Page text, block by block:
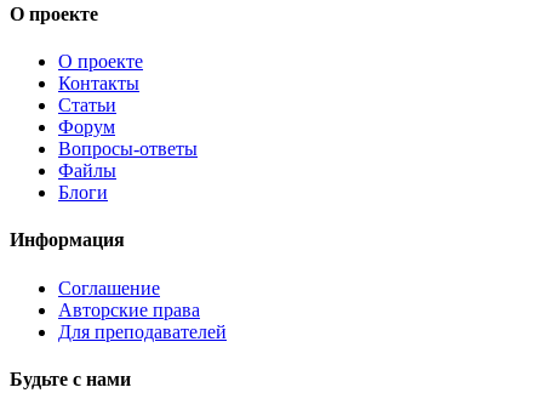
О проекте
О проекте
Контакты
Статьи
Форум
Вопросы-ответы
Файлы
Блоги
Информация
Соглашение
Авторские права
Для преподавателей
Будьте с нами